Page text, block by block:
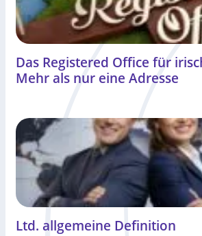
Das Registered Office für
Mehr als nur eine Adresse
Ltd. allgemeine Definition